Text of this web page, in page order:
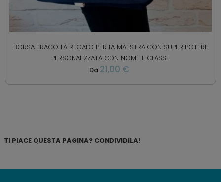
BORSA TRACOLLA REGALO PER LA MAESTRA CON SUPER POTERE
PERSONALIZZATA CON NOME E CLASSE
Da 21,00 €
TI PIACE QUESTA PAGINA? CONDIVIDILA!